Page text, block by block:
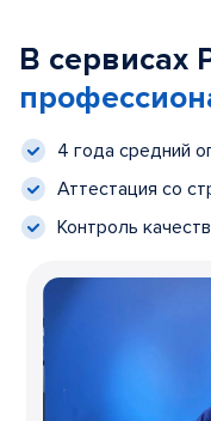
В сервисах
4 года средний
Аттестация со
Контроль